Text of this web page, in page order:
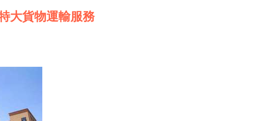
大貨物運輸服務